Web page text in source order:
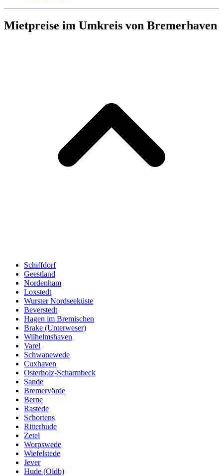
Mietpreise im Umkreis von Bremerhaven
Schiffdorf
Geestland
Nordenham
Loxstedt
Wurster Nordseeküste
Beverstedt
Hagen im Bremischen
Brake (Unterweser)
Wilhelmshaven
Varel
Schwanewede
Cuxhaven
Osterholz-Scharmbeck
Sande
Bremervörde
Berne
Rastede
Schortens
Ritterhude
Zetel
Worpswede
Wiefelstede
Jever
Hude (Oldb)